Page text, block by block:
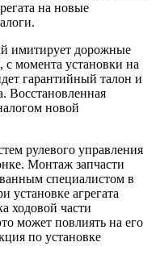
на новые
имитирует дорожные
с момента установки на
гарантийный талон и
Восстановленная
новой
рулевого управления
Монтаж запчасти
специалистом в
установке агрегата
ходовой части
может повлиять на его
по установке